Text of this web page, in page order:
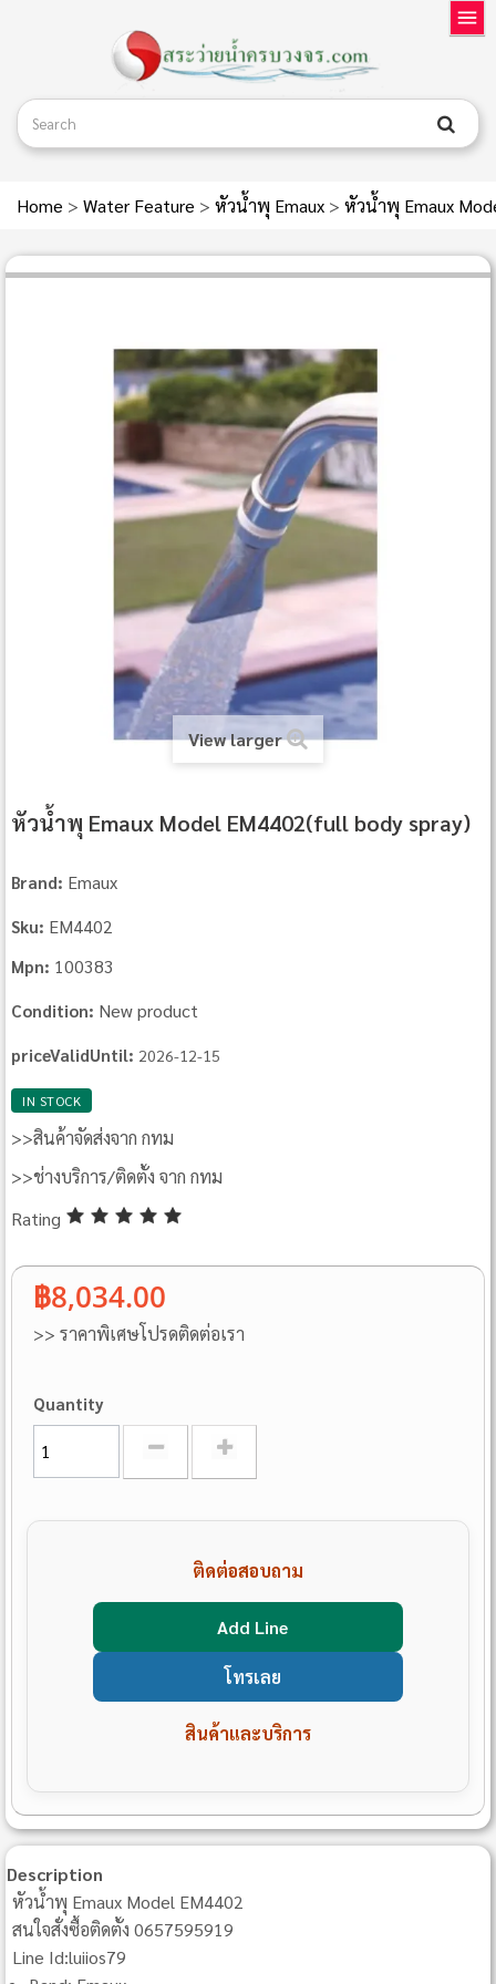
Home > Water Feature > หัวน้ำพุ Emaux > หัวน้ำพุ Emaux
View larger
หัวน้ำพุ Emaux Model EM4402(full body spray)
Brand: Emaux
Sku: EM4402
Mpn: 100383
Condition: New product
priceValidUntil: 2026-12-15
IN STOCK
>>สินค้าจัดส่งจาก กทม
>>ช่างบริการ/ติดตั้ง จาก กทม
Rating
฿8,034.00
>> ราคาพิเศษโปรดติดต่อเรา
Quantity
ติดต่อสอบถาม
Add Line
โทรเลย
สินค้าและบริการ
Description
หัวน้ำพุ Emaux Model EM4402
สนใจสั่งซื้อติดตั้ง 0657595919
Line Id:luiios79